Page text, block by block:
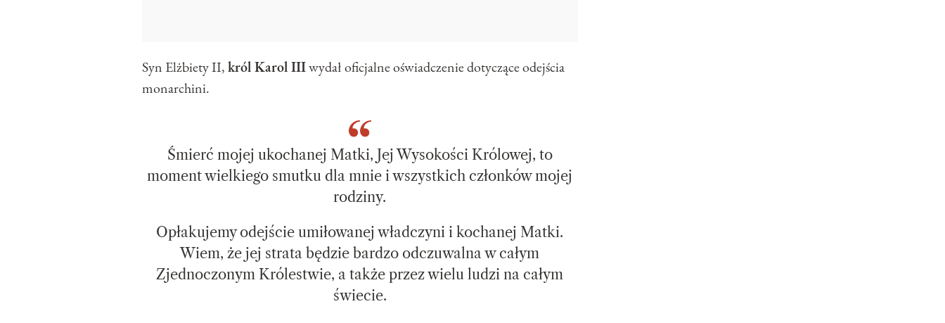
Syn Elżbiety II,król Karol IIIwydał oficjalne oświadczenie dotyczące odejścia
monarchini.
Śmierć mojej ukochanej Matki, Jej Wysokości Królowej, to
moment wielkiego smutku dla mnie i wszystkich członków mojej
rodziny.
Opłakujemy odejście umiłowanej władczyni i kochanej Matki.
Wiem, że jej strata będzie bardzo odczuwalna w całym
Zjednoczonym Królestwie, a także przez wielu ludzi na całym
świecie.